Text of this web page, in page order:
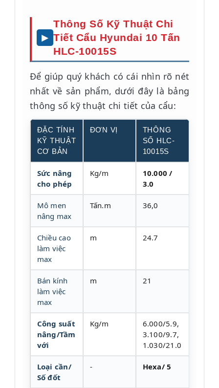
Thông Số Kỹ Thuật Chi
Tiết Cẩu Hyundai 10 Tấn
HLC-10015S
Để giúp quý khách có cái nhìn rõ nét
nhất về sản phẩm, dưới đây là bảng
thông số kỹ thuật chi tiết của cẩu:
ĐẶC TÍNH
KỸ THUẬT
CƠ BẢN
ĐƠN VỊ
THÔNG
SỐ HLC-
10015S
Sức nâng
cho phép
Kg/m
10.000 /
3.0
Mô men
nâng max
Tấn.m 36,0
Chiều cao
làm việc
max
m 24.7
Bán kính
làm việc
max
m 21
Công suất
nâng/Tầm
với
Kg/m
6.000/5.9,
3.100/9.7,
1.030/21.0
Loại cần/
Số đốt
- Hexa/ 5